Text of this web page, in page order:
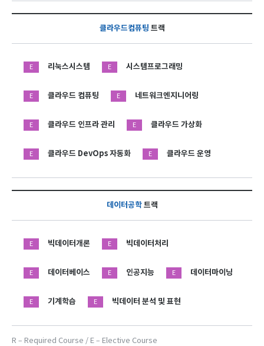
클라우드컴퓨팅 트랙
E 리눅스시스템 E 시스템프로그래밍
E 클라우드 컴퓨팅 E 네트워크엔지니어링
E 클라우드 인프라 관리 E 클라우드 가상화
E 클라우드 DevOps 자동화 E 클라우드 운영
데이터공학트랙
E 빅데이터개론 E 빅데이터처리
E 데이터베이스 E 인공지능 E 데이터마이닝
E 기계학습 E 빅데이터 분석 및 표현
R – Required Course / E – Elective Course